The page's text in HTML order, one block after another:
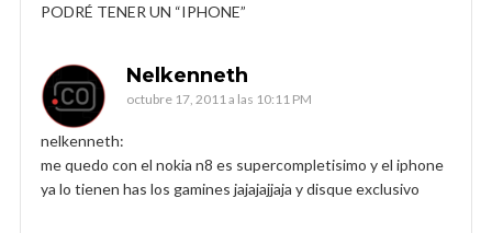
PODRÉ TENER UN “IPHONE”
Nelkenneth
octubre 17, 2011 a las 10:11 PM
nelkenneth:
me quedo con el nokia n8 es supercompletisimo y el iphone
ya lo tienen has los gamines jajajajjaja y disque exclusivo